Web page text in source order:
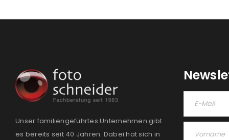
Unser familiengeführtes Unternehmen gibt
es bereits seit 40 Jahren. Dabei hat sich in